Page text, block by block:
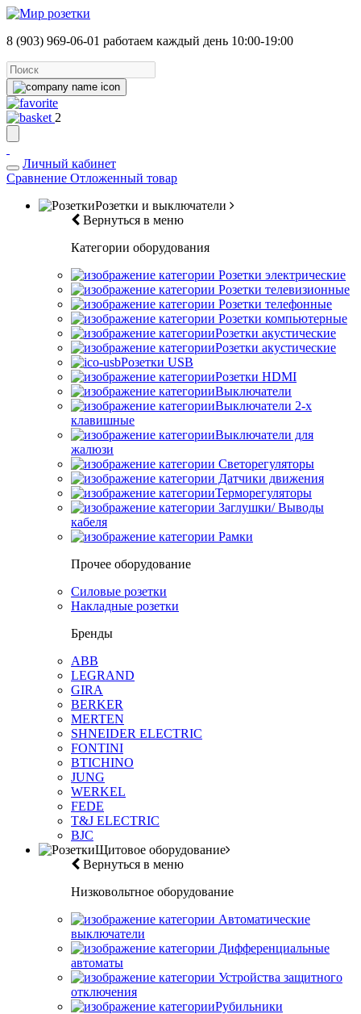
8 (903) 969-06-01 работаем каждый день 10:00-19:00
2
Личный кабинет
Сравнение Отложенный товар
Розетки и выключатели
Вернуться в меню
Категории оборудования
Розетки электрические
Розетки телевизионные
Розетки телефонные
Розетки компьютерные
Розетки акустические
Розетки акустические
Розетки USB
Розетки HDMI
Выключатели
Выключатели 2-х
клавишные
Выключатели для
жалюзи
Светорегуляторы
Датчики движения
Терморегуляторы
Заглушки/ Выводы
кабеля
Рамки
Прочее оборудование
Силовые розетки
Накладные розетки
Бренды
ABB
LEGRAND
GIRA
BERKER
MERTEN
SHNEIDER ELECTRIC
FONTINI
BTICHINO
JUNG
WERKEL
FEDE
T&J ELECTRIC
BJC
Щитовое оборудование
Вернуться в меню
Низковольтное оборудование
Автоматические
выключатели
Дифференциальные
автоматы
Устройства защитного
отключения
Рубильники